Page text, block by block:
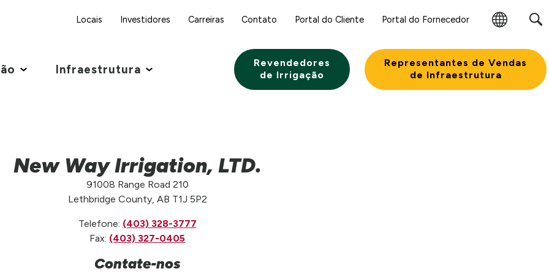
Locais Investidores Carreiras Contato Portal do Cliente Portal do Fornecedor
Alterar
Infraestrutura
Revendedores
de Irrigação
Representantes de Vendas
de Infraestrutura
New Way Irrigation, LTD.
91008 Range Road 210
Lethbridge County, AB T1J 5P2
Telefone: (403) 328-3777
Fax: (403) 327-0405
Contate-nos